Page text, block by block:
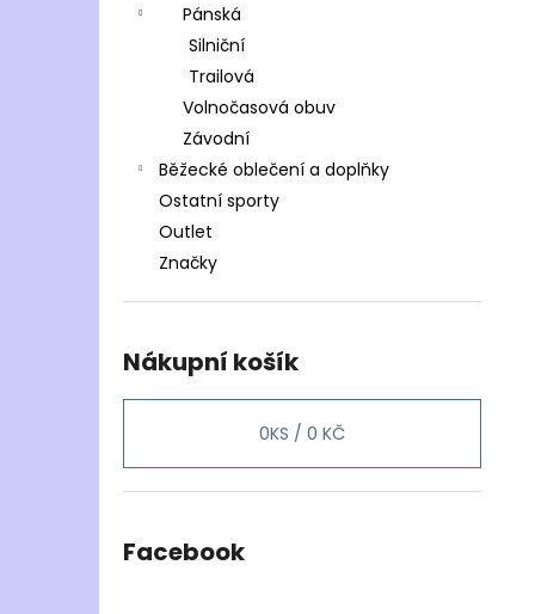
Pánská
Silniční
Trailová
Volnočasová obuv
Závodní
Běžecké oblečení a doplňky
Ostatní sporty
Outlet
Značky
Nákupní košík
0KS / 0 KČ
Facebook